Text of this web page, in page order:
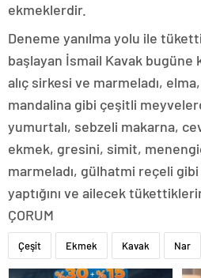
ekmeklerdir.
Deneme yanılma yolu ile
başlayan İsmail Kavak
alıç sirkesi ve marmeladı,
mandalina gibi çeşitli
yumurtalı, sebzeli makarna,
ekmek, gresini, simit,
marmeladı, gülhatmi reçeli gibi
yaptığını ve ailecek
ÇORUM
Çeşit Ekmek Kavak Nar